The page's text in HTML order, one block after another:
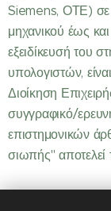
Siemens, ΟΤΕ) σε
μηχανικού έως
εξειδίκευσή του
υπολογιστών,
Διοίκηση
συγγραφικό/
επιστημονικών
σιωπής" αποτελεί